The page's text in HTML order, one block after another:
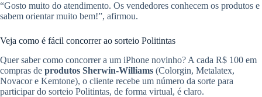
“Gosto muito do atendimento. Os vendedores conhecem os produtos e
sabem orientar muito bem!”, afirmou.
Veja como é fácil concorrer ao sorteio Politintas
Quer saber como concorrer a um iPhone novinho? A cada R$ 100 em
compras de produtos Sherwin-Williams (Colorgin, Metalatex,
Novacor e Kemtone), o cliente recebe um número da sorte para
participar do sorteio Politintas, de forma virtual, é claro.